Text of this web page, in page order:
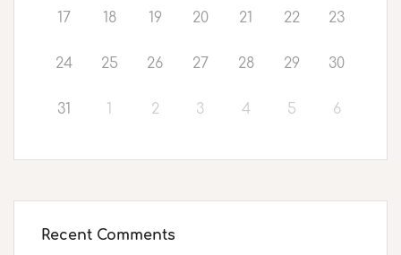
17 18 19 20 21 22 23
24 25 26 27 28 29 30
31 1 2 3 4 5 6
Recent Comments